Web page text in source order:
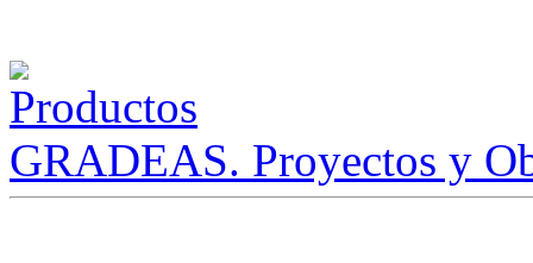
GRADEAS. Proyectos y